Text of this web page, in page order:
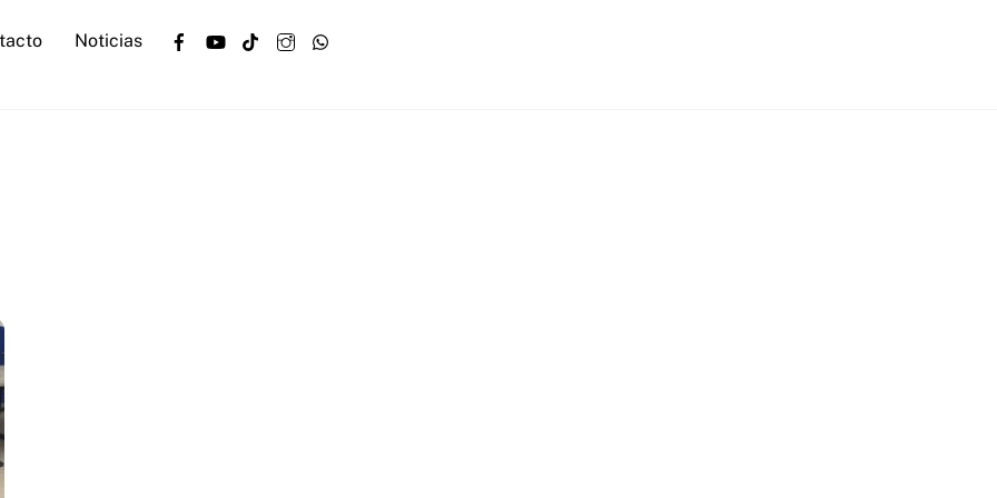
Facebook
YouTubeTikTokInstagram
Noticias